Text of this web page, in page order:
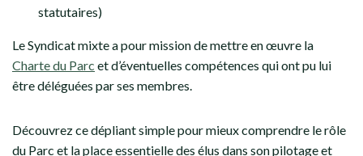
statutaires)
Le Syndicat mixte a pour mission de mettre en œuvre la
Charte du Parc et d’éventuelles compétences qui ont pu lui
être déléguées par ses membres.
Découvrez ce dépliant simple pour mieux comprendre le rôle
du Parc et la place essentielle des élus dans son pilotage et